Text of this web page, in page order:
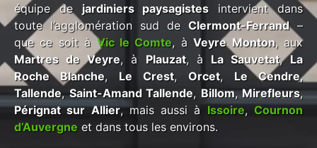
équipe de jardiniers paysagistes intervient dans
toute l’agglomération sud de Clermont-Ferrand–
que ce soit àVic le Comte, àVeyre Monton, aux
Martres de Veyre, à Plauzat, à La Sauvetat,La
Roche Blanche, Le Crest, Orcet, Le Cendre,
Tallende,Saint-Amand Tallende, Billom,Mirefleurs,
Pérignat sur Allier, mais aussi à Issoire, Cournon
d’Auvergne et dans tous les environs.